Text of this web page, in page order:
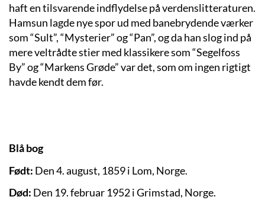
haft en tilsvarende indflydelse på verdenslitteraturen.
Hamsun lagde nye spor ud med banebrydende værker
som “Sult”, “Mysterier” og “Pan”, og da han slog ind på
mere veltrådte stier med klassikere som “Segelfoss
By” og “Markens Grøde” var det, som om ingen rigtigt
havde kendt dem før.
Blå bog
Født: Den 4. august, 1859 i Lom, Norge.
Død: Den 19. februar 1952 i Grimstad, Norge.